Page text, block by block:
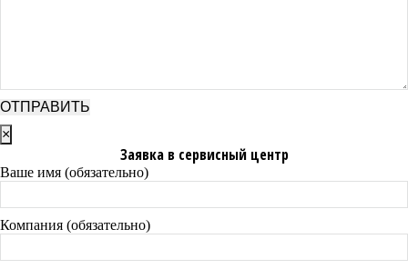
×
Заявка в сервисный центр
Ваше имя (обязательно)
Компания (обязательно)